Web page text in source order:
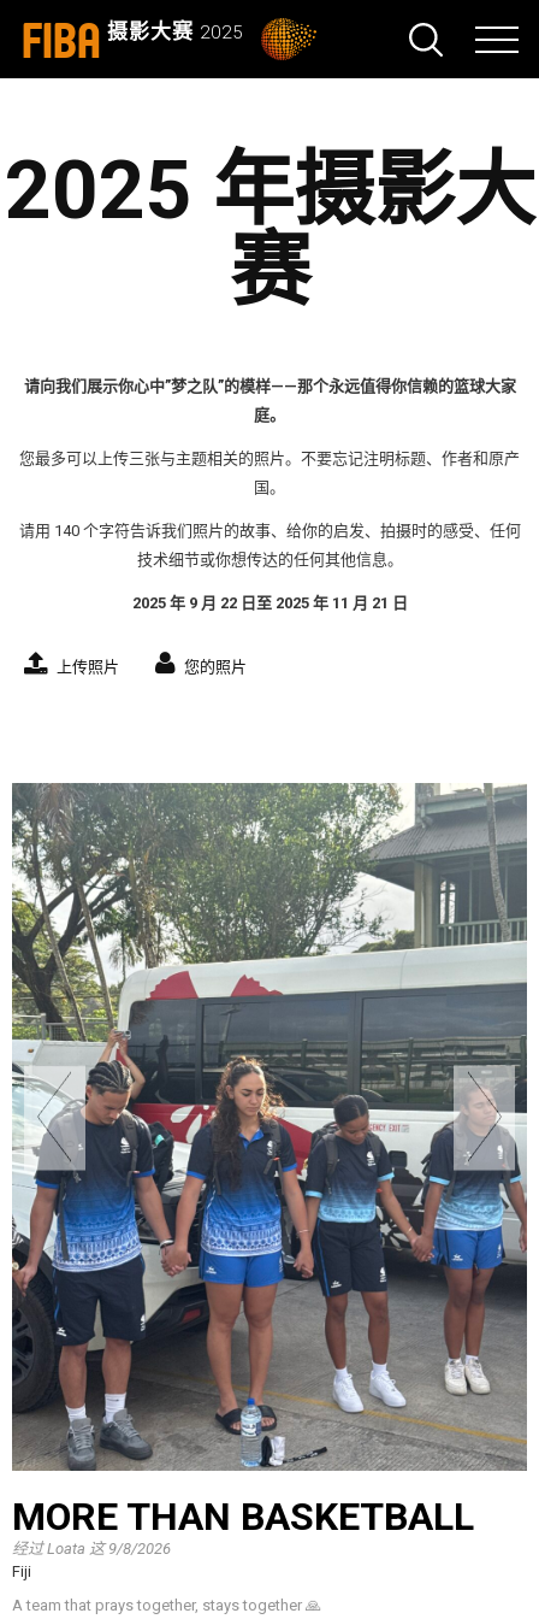
FIBA 摄影大赛2025
2025 年摄影大
赛
请向我们展示你心中”梦之队”的模样——那个永远值得你信赖的篮球大家
庭。
您最多可以上传三张与主题相关的照片。不要忘记注明标题、作者和原产
国。
请用 140 个字符告诉我们照片的故事、给你的启发、拍摄时的感受、任何
技术细节或你想传达的任何其他信息。
2025 年 9 月 22 日至 2025 年 11 月 21 日
上传照片 您的照片
MORE THAN BASKETBALL
经过Loata 这9/8/2026
Fiji
A team that prays together, stays together 🙏